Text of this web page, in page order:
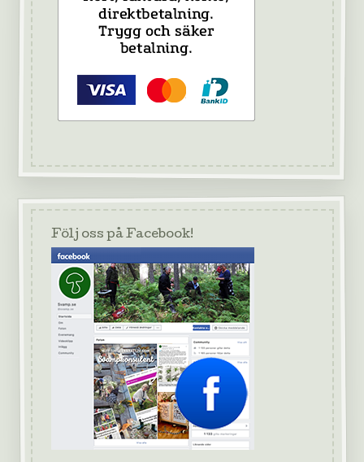
Följ oss på Facebook!